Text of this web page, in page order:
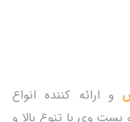
و ارائه کننده انواع
وی با تنوع بالا و